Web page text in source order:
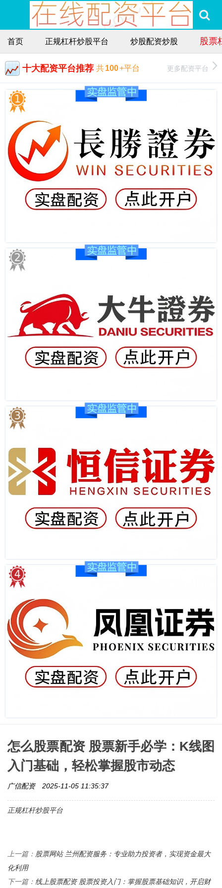
首页 正规杠杆炒股平台 炒股配资炒股 股票
十大配资平台推荐 共100+平台 更多配资平台
怎么股票配资 股票新手必学：K线图
入门基础，轻松掌握股市动态
广信配资 2025-11-05 11:35:37
正规杠杆炒股平台
上一篇： 股票网站 兰州配资服务：专业助力投资者，实现资金最大
化利用
下一篇： 线上股票配资 股票投资入门：掌握股票基础知识，开启财